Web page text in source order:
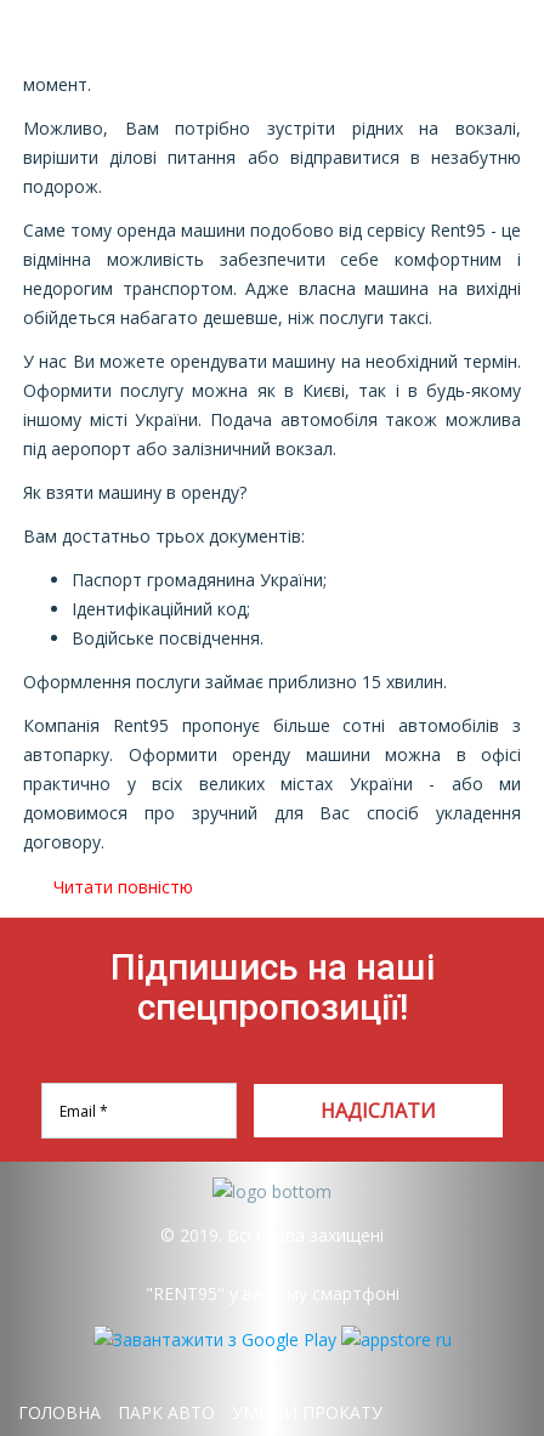
момент.
Можливо, Вам потрібно зустріти рідних на вокзалі,
вирішити ділові питання або відправитися в незабутню
подорож.
Саме тому оренда машини подобово від сервісу Rent95 - це
відмінна можливість забезпечити себе комфортним і
недорогим транспортом. Адже власна машина на вихідні
обійдеться набагато дешевше, ніж послуги таксі.
У нас Ви можете орендувати машину на необхідний термін.
Оформити послугу можна як в Києві, так і в будь-якому
іншому місті України. Подача автомобіля також можлива
під аеропорт або залізничний вокзал.
Як взяти машину в оренду?
Вам достатньо трьох документів:
Паспорт громадянина України;
Ідентифікаційний код;
Водійське посвідчення.
Оформлення послуги займає приблизно 15 хвилин.
Компанія Rent95 пропонує більше сотні автомобілів з
автопарку. Оформити оренду машини можна в офісі
практично у всіх великих містах України - або ми
домовимося про зручний для Вас спосіб укладення
договору.
Читати повністю
Підпишись на наші
спецпропозиції!
НАДІСЛАТИ
© 2019. Всі права захищені
"RENT95" у вашому смартфоні
ГОЛОВНА ПАРК АВТО
УМОВИ ПРОКАТУ